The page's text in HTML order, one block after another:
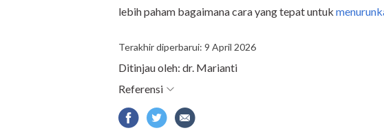
lebih paham bagaimana cara yang tepat untuk
Terakhir diperbarui: 9 April 2026